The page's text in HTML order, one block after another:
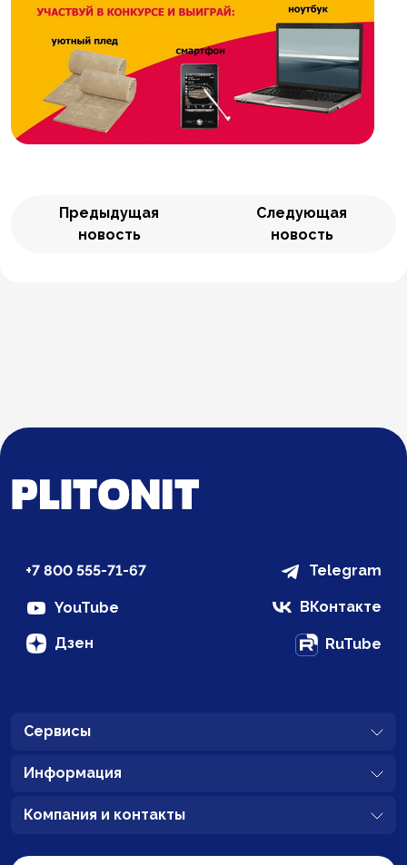
Предыдущая
новость
Следующая
новость
+7 800 555-71-67 Telegram
YouTube ВКонтакте
Дзен RuTube
Сервисы
Информация
Компания и контакты